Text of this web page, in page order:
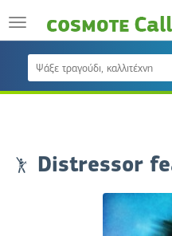
Distressor